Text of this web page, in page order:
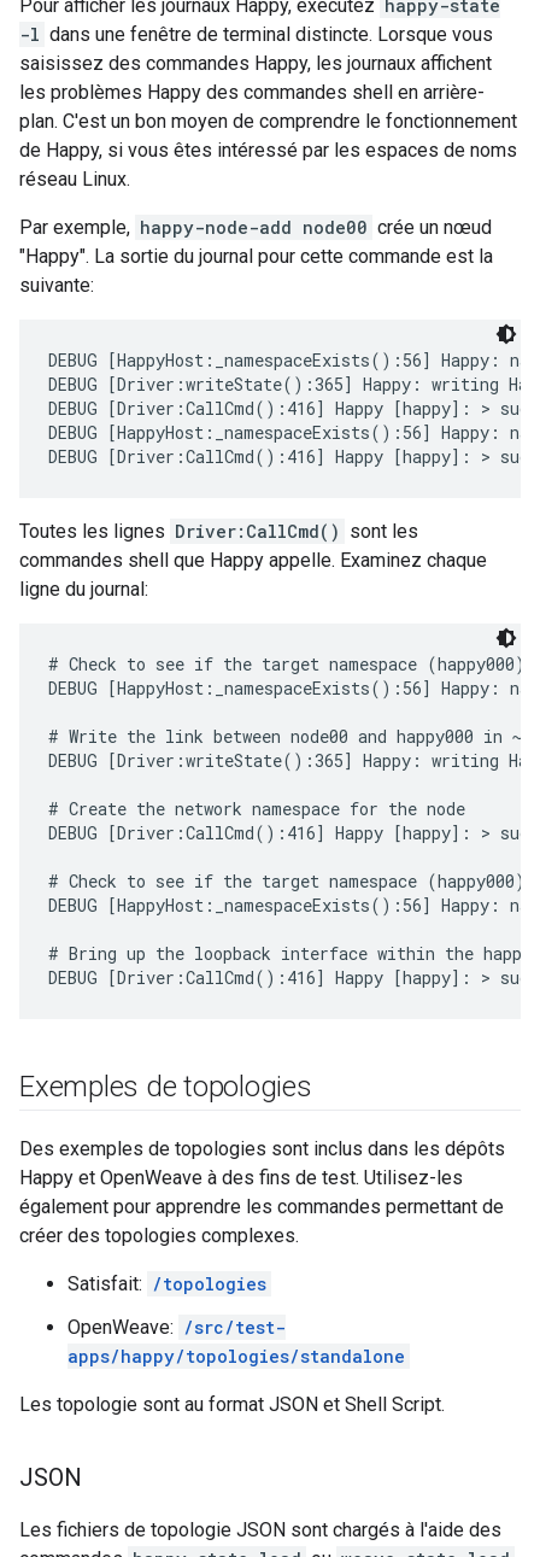
Pour afficher les journaux Happy, exécutez happy-state
-l dans une fenêtre de terminal distincte. Lorsque vous
saisissez des commandes Happy, les journaux affichent
les problèmes Happy des commandes shell en arrière-
plan. C'est un bon moyen de comprendre le fonctionnement
de Happy, si vous êtes intéressé par les espaces de noms
réseau Linux.
Par exemple, happy-node-add node00 crée un nœud
"Happy". La sortie du journal pour cette commande est la
suivante:
DEBUG [HappyHost:_namespaceExists():56] Happy:
DEBUG [Driver:writeState():365] Happy: writing
DEBUG [Driver:CallCmd():416] Happy [happy]: >
DEBUG [HappyHost:_namespaceExists():56] Happy:
DEBUG [Driver:CallCmd():416] Happy [happy]: >
Toutes les lignes Driver:CallCmd() sont les
commandes shell que Happy appelle. Examinez chaque
ligne du journal:
# Check to see if the target namespace (happy000)
DEBUG [HappyHost:_namespaceExists():56] Happy:
# Write the link between node00 and happy000 in ~/
DEBUG [Driver:writeState():365] Happy: writing
# Create the network namespace for the node
DEBUG [Driver:CallCmd():416] Happy [happy]: >
# Check to see if the target namespace (happy000)
DEBUG [HappyHost:_namespaceExists():56] Happy:
# Bring up the loopback interface within the
DEBUG [Driver:CallCmd():416] Happy [happy]: >
Exemples de topologies
Des exemples de topologies sont inclus dans les dépôts
Happy et OpenWeave à des fins de test. Utilisez-les
également pour apprendre les commandes permettant de
créer des topologies complexes.
Satisfait: /topologies
OpenWeave: /src/test-
apps/happy/topologies/standalone
Les topologie sont au format JSON et Shell Script.
JSON
Les fichiers de topologie JSON sont chargés à l'aide des